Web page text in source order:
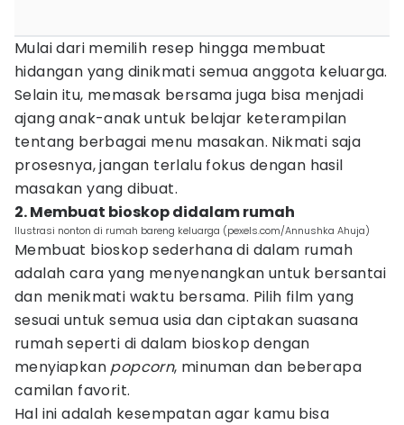
Mulai dari memilih resep hingga membuat
hidangan yang dinikmati semua anggota keluarga.
Selain itu, memasak bersama juga bisa menjadi
ajang anak-anak untuk belajar keterampilan
tentang berbagai menu masakan. Nikmati saja
prosesnya, jangan terlalu fokus dengan hasil
masakan yang dibuat.
2. Membuat bioskop didalam rumah
Ilustrasi nonton di rumah bareng keluarga (pexels.com/Annushka Ahuja)
Membuat bioskop sederhana di dalam rumah
adalah cara yang menyenangkan untuk bersantai
dan menikmati waktu bersama. Pilih film yang
sesuai untuk semua usia dan ciptakan suasana
rumah seperti di dalam bioskop dengan
menyiapkan popcorn, minuman dan beberapa
camilan favorit.
Hal ini adalah kesempatan agar kamu bisa